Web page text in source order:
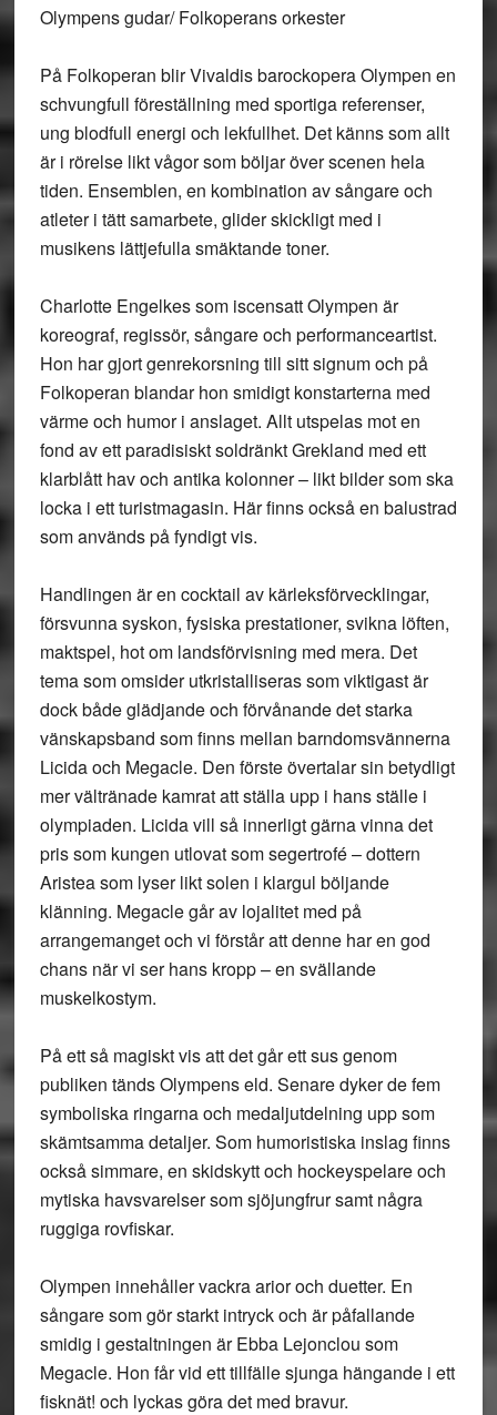
Olympens gudar/ Folkoperans orkester
På Folkoperan blir Vivaldis barockopera Olympen en
schvungfull föreställning med sportiga referenser,
ung blodfull energi och lekfullhet. Det känns som allt
är i rörelse likt vågor som böljar över scenen hela
tiden. Ensemblen, en kombination av sångare och
atleter i tätt samarbete, glider skickligt med i
musikens lättjefulla smäktande toner.
Charlotte Engelkes som iscensatt Olympen är
koreograf, regissör, sångare och performanceartist.
Hon har gjort genrekorsning till sitt signum och på
Folkoperan blandar hon smidigt konstarterna med
värme och humor i anslaget. Allt utspelas mot en
fond av ett paradisiskt soldränkt Grekland med ett
klarblått hav och antika kolonner – likt bilder som ska
locka i ett turistmagasin. Här finns också en balustrad
som används på fyndigt vis.
Handlingen är en cocktail av kärleksförvecklingar,
försvunna syskon, fysiska prestationer, svikna löften,
maktspel, hot om landsförvisning med mera. Det
tema som omsider utkristalliseras som viktigast är
dock både glädjande och förvånande det starka
vänskapsband som finns mellan barndomsvännerna
Licida och Megacle. Den förste övertalar sin betydligt
mer vältränade kamrat att ställa upp i hans ställe i
olympiaden. Licida vill så innerligt gärna vinna det
pris som kungen utlovat som segertrofé – dottern
Aristea som lyser likt solen i klargul böljande
klänning. Megacle går av lojalitet med på
arrangemanget och vi förstår att denne har en god
chans när vi ser hans kropp – en svällande
muskelkostym.
På ett så magiskt vis att det går ett sus genom
publiken tänds Olympens eld. Senare dyker de fem
symboliska ringarna och medaljutdelning upp som
skämtsamma detaljer. Som humoristiska inslag finns
också simmare, en skidskytt och hockeyspelare och
mytiska havsvarelser som sjöjungfrur samt några
ruggiga rovfiskar.
Olympen innehåller vackra arior och duetter. En
sångare som gör starkt intryck och är påfallande
smidig i gestaltningen är Ebba Lejonclou som
Megacle. Hon får vid ett tillfälle sjunga hängande i ett
fisknät! och lyckas göra det med bravur.